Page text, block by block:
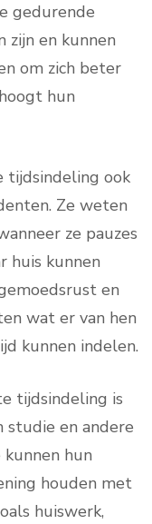
gedurende
zijn en kunnen
om zich beter
hun
tijdsindeling ook
Ze weten
ze pauzes
huis kunnen
en
wat er van hen
kunnen indelen.
tijdsindeling is
en andere
hun
houden met
huiswerk,